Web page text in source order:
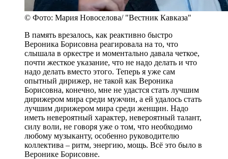
© Фото: Мария Новоселова/ "Вестник Кавказа"
В память врезалось, как реактивно быстро
Вероника Борисовна реагировала на то, что
слышала в оркестре и моментально давала четкое,
почти жесткое указание, что не надо делать и что
надо делать вместо этого. Теперь я уже сам
опытный дирижер, не такой как Вероника
Борисовна, конечно, мне не удастся стать лучшим
дирижером мира среди мужчин, а ей удалось стать
лучшим дирижером мира среди женщин. Надо
иметь невероятный характер, невероятный талант,
силу воли, не говоря уже о том, что необходимо
любому музыканту, особенно руководителю
коллектива – ритм, энергию, мощь. Всё это было в
Веронике Борисовне.